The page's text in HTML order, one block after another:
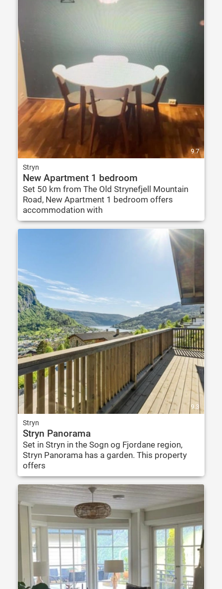
9.7
Stryn
New Apartment 1 bedroom
Set 50 km from The Old Strynefjell Mountain
Road, New Apartment 1 bedroom offers
accommodation with
9.3
Stryn
Stryn Panorama
Set in Stryn in the Sogn og Fjordane region,
Stryn Panorama has a garden. This property
offers